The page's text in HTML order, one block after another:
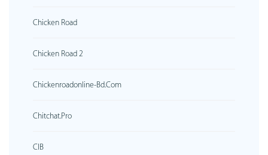
Chicken Road
Chicken Road 2
Chickenroadonline-Bd.com
Chitchat.pro
CIB